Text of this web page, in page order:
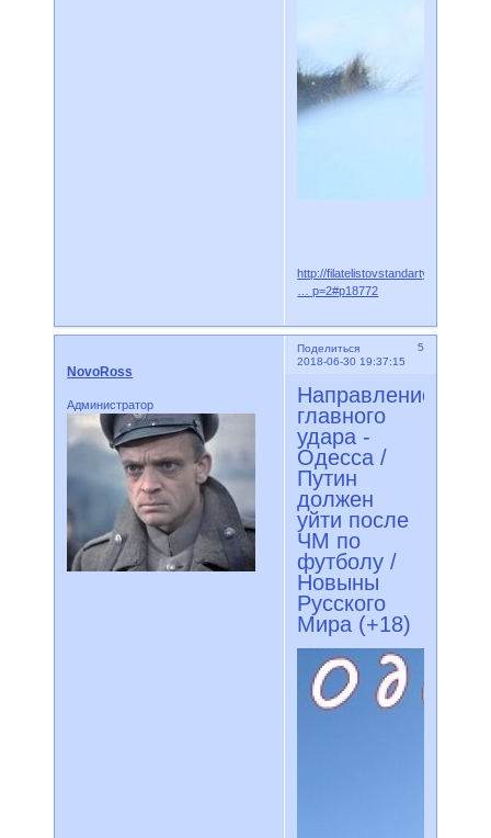
http://filatelistovstandarty.mybb.ru/vi
… p=2#p18772
Поделиться
5
2018-06-30 19:37:15
NovoRoss
Администратор
Направление
главного
удара -
Одесса /
Путин
должен
уйти после
ЧМ по
футболу /
Новыны
Русского
Мира (+18)